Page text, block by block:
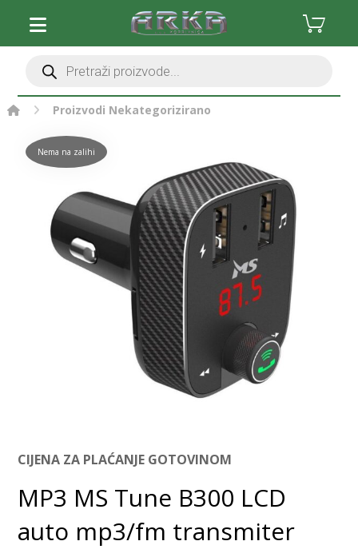
Proizvodi Nekategorizirano
Nema na zalihi
CIJENA ZA PLAĆANJE GOTOVINOM
MP3 MS Tune B300 LCD
auto mp3/fm transmiter